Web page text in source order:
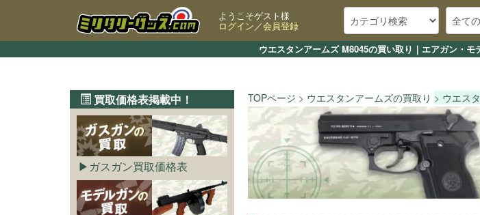
ウエスタンアームズ M8045の買い取り｜エアガン・
ようこそゲスト様
ログイン／会員登録
TOPページ ウエスタンアームズの買取り ウエス
買取価格表掲載中！
ガスガン買取価格表